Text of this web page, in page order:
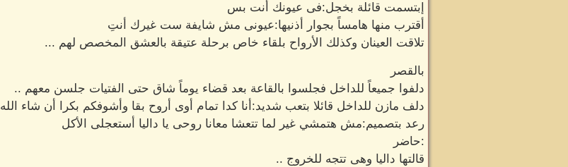
إبتسمت قائلة بخجل:فى عيونك أنت بس
أقترب منها هامساً بجوار أذنيها:عيونى مش شايفة ست غيرك أنتِ
تلاقت العينان وكذلك الأرواح بلقاء خاص برحلة عتيقة بالعشق المخصص لهم ...
بالقصر
دلفوا جميعاً للداخل فجلسوا بالقاعة بعد قضاء يوماً شاق حتى الفتيات جلسن معهم ..
دلف مازن للداخل قائلا بتعب شديد:أنا كدا تمام أوى أروح بقا وأشوفكم بكرا أن شاء الله
رعد بتصميم:مش هتمشي غير لما تتعشا معانا روحى يا داليا أستعجلى الأكل
:حاضر
قالتها داليا وهى تتجه للخروج ..